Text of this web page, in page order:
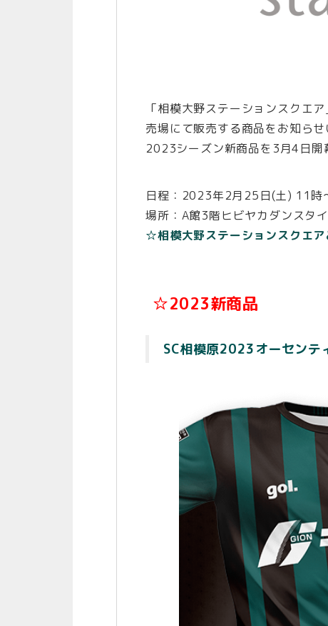
「相模大野ステーションスクエ
売場にて販売する商品をお知らせ
2023シーズン新商品を3月4日開
日程：2023年2月25日(土) 11時
場所：A館3階ヒビヤカダンスタ
☆相模大野ステーションスクエ
☆2023新商品
SC相模原2023オーセンテ